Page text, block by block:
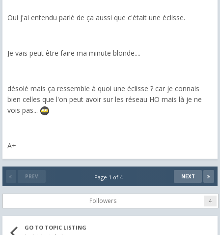
Oui j'ai entendu parlé de ça aussi que c'était une éclisse.
Je vais peut être faire ma minute blonde....
désolé mais ça ressemble à quoi une éclisse ? car je connais
bien celles que l'on peut avoir sur les réseau HO mais là je ne
vois pas...
A+
PREV NEXT
Page 1 of 4
Followers 4
GO TO TOPIC LISTING